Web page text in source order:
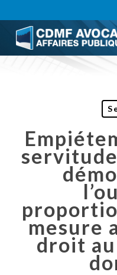
to
main
content
servitude
mesure
droit